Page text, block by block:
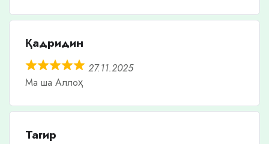
Қадридин
27.11.2025
Ма ша Аллоҳ
Тагир